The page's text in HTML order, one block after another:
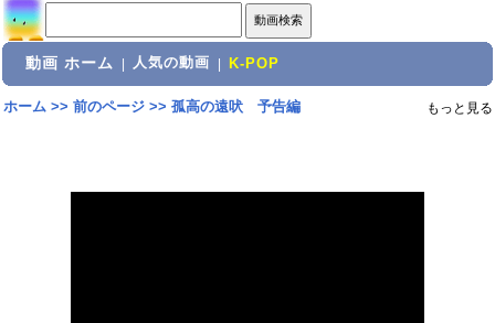
動画 ホーム 人気の動画 K-POP
ホーム>> 前のページ>> 孤高の遠吠 予告編 もっと見る